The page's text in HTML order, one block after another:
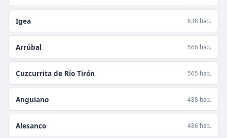
Igea 638 hab.
Arrúbal 566 hab.
Cuzcurrita de Río Tirón 565 hab.
Anguiano 488 hab.
Alesanco 486 hab.